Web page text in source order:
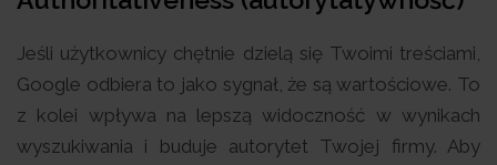
Jeśli użytkownicy chętnie dzielą się Twoimi treściami,
Google odbiera to jako sygnał, że są wartościowe. To
z kolei wpływa na lepszą widoczność w wynikach
wyszukiwania i buduje autorytet Twojej firmy. Aby